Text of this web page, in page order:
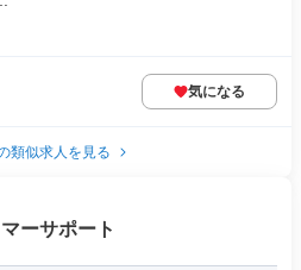
気になる
類似求人を見る
ーサポート